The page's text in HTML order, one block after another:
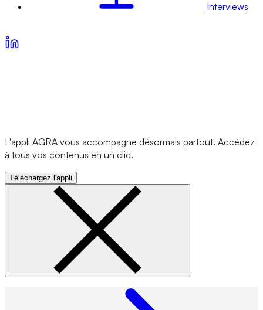
Interviews
L'appli AGRA vous accompagne désormais partout. Accédez
à tous vos contenus en un clic.
Téléchargez l'appli